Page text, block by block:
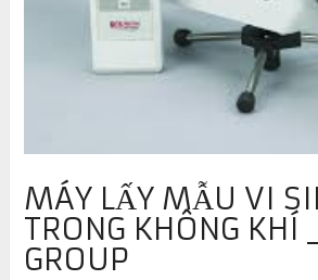
MÁY LẤY MẪU VI
TRONG KHÔNG KHÍ
GROUP